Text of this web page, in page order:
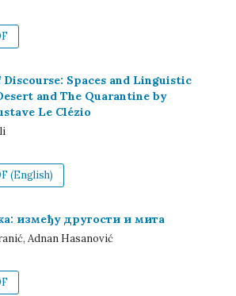
Spaces and Linguistic
and The Quarantine by
Le Clézio
(English)
између другости и мита
Adnan Hasanović